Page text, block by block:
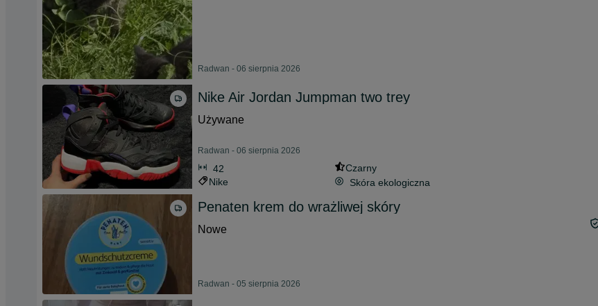
Radwan - 06 sierpnia 2026
Nike Air Jordan Jumpman two trey
Używane
Radwan - 06 sierpnia 2026
42
Czarny
Nike
Skóra ekologiczna
Penaten krem do wrażliwej skóry
Nowe
Radwan - 05 sierpnia 2026